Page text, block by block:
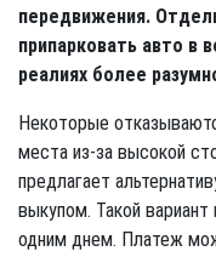
передвижения.
припарковать авто в
реалиях более
Некоторые
места из-за высокой
предлагает
выкупом. Такой
одним днем. Платеж